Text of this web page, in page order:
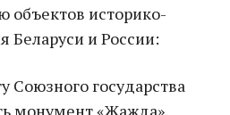
объектов историко-
Беларуси и России:
Союзного государства
монумент «Жажда»,